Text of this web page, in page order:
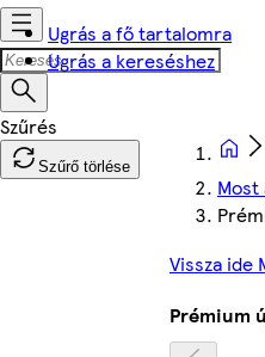
Ugrás a fő tartalomra
Ugrás a kereséshez
Szűrő törlése
Vissza ide
Prémium